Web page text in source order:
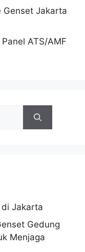
Genset Jakarta
ATS/AMF
Jakarta
Gedung
Menjaga